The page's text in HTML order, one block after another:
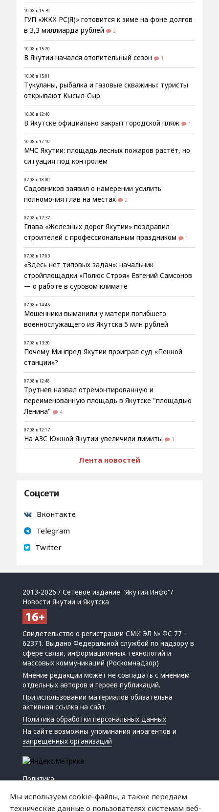
10.08 в 15:39
ГУП «ЖКХ РС(Я)» готовится к зиме на фоне долгов
в 3,3 миллиарда рублей
2
10.08 в 15:20
В Якутии начался отопительный сезон 1
10.08 в 15:01
Тукуланы, рыбалка и газовые скважины: туристы
открывают Кысыл-Сыр
10.08 в 12:40
В Якутске официально закрыт городской пляж 1
10.08 в 12:10
МЧС Якутии: площадь лесных пожаров растёт, но
ситуация под контролем
07.08 в 18:00
Садовников заявил о намерении усилить
полномочия глав на местах
2
07.08 в 17:37
Глава «Железных дорог Якутии» поздравил
строителей с профессиональным праздником
1
07.08 в 17:03
«Здесь нет типовых задач»: начальник
стройплощадки «Полюс Строя» Евгений Самсонов
— о работе в суровом климате
07.08 в 14:45
Мошенники выманили у матери погибшего
военнослужащего из Якутска 5 млн рублей
07.08 в 13:30
Почему Минпред Якутии проиграл суд «Пенной
станции»?
07.08 в 12:48
Трутнев назвал отремонтированную и
переименованную площадь в Якутске "площадью
Ленина"
4
07.08 в 12:17
На АЗС Южной Якутии увеличили лимиты 1
Лента новостей
Соцсети
Вконтакте
Telegram
Twitter
2013-2026 / Сетевое издание "Якутия.Инфо"/
Новости Якутии и Якутска
Свидетельство о регистрации СМИ ЭЛ № ФС 77 -
62371. Выдано Федеральной службой по надзору в
сфере связи, информационных технологий и
массовых коммуникаций (Роскомнадзор)
Мнение редакции может не совпадать с мнением
отдельных авторов и героев публикаций.
При использовании материалов обязательна
активная ссылка на сайт.
Политика обработки персональных данных
На сайте возможны упоминанияиноагентов и
запрещенных организаций
Политика
Мы используем cookie-файлы, а также передаем
технические данные о пользователях системам веб-